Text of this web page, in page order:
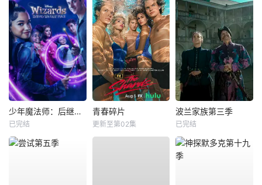
少年魔法师：后继者第三季
已完结
青春碎片
更新至第02集
波兰家族第三季
已完结